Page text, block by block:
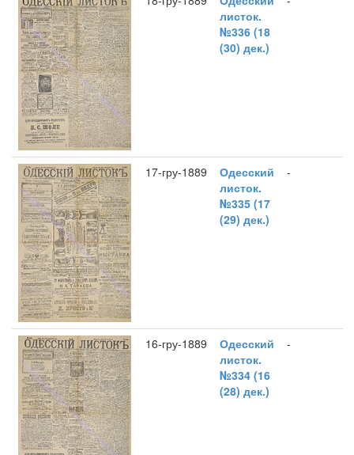
листок.
№336 (18
(30) дек.)
17-гру-1889
Одесский
листок.
№335 (17
(29) дек.)
-
16-гру-1889
Одесский
листок.
№334 (16
(28) дек.)
-